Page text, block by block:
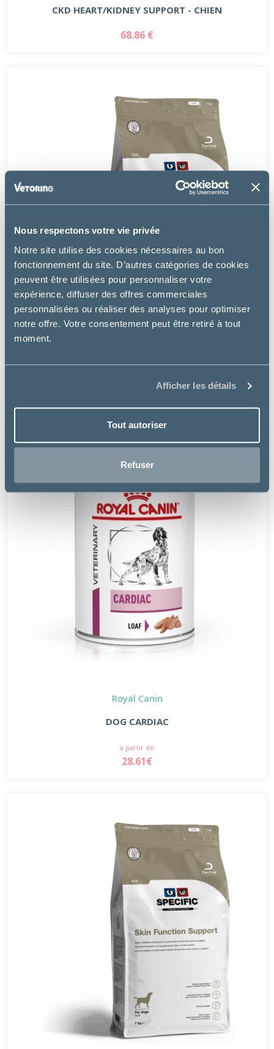
Nous respectons votre vie privée
Notre site utilise des cookies nécessaires au bon
fonctionnement du site. D’autres catégories de cookies
peuvent être utilisées pour personnaliser votre
expérience, diffuser des offres commerciales
personnalisées ou réaliser des analyses pour optimiser
notre offre. Votre consentement peut être retiré à tout
moment.
Afficher les détails
Tout autoriser
Refuser
CKD HEART/KIDNEY SUPPORT - CHIEN
68.86 €
COD SKIN FUNCTION SUPPORT – CHIEN
Royal Canin
DOG CARDIAC
à partir de
28.61€